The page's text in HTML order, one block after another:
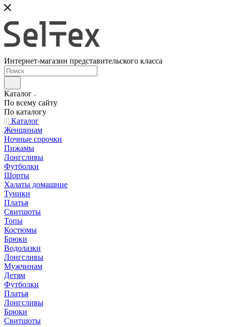
Интернет-магазин представительского класса
Каталог
По всему сайту
По каталогу
Каталог
Женщинам
Ночные сорочки
Пижамы
Лонгсливы
Футболки
Шорты
Халаты домашние
Туники
Платья
Свитшоты
Топы
Костюмы
Брюки
Водолазки
Лонгсливы
Мужчинам
Детям
Футболки
Платья
Лонгсливы
Брюки
Свитшоты